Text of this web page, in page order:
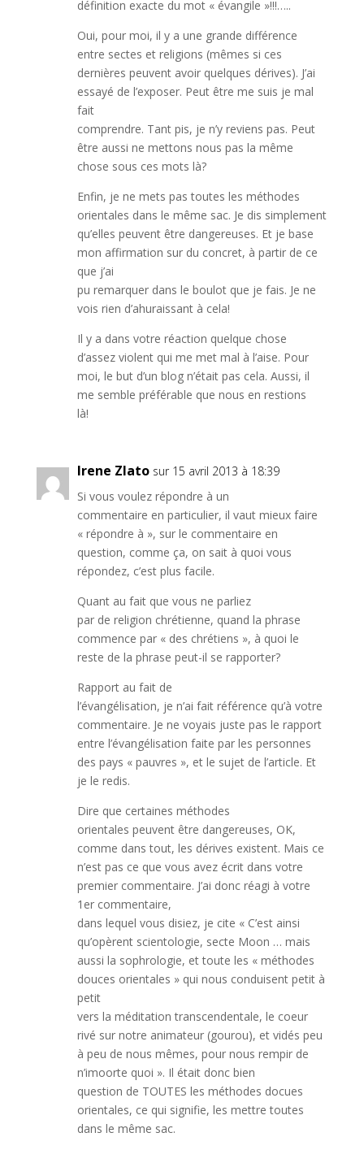
définition exacte du mot « évangile »!!!…..
Oui, pour moi, il y a une grande différence
entre sectes et religions (mêmes si ces
dernières peuvent avoir quelques dérives). J’ai
essayé de l’exposer. Peut être me suis je mal
fait
comprendre. Tant pis, je n’y reviens pas. Peut
être aussi ne mettons nous pas la même
chose sous ces mots là?
Enfin, je ne mets pas toutes les méthodes
orientales dans le même sac. Je dis simplement
qu’elles peuvent être dangereuses. Et je base
mon affirmation sur du concret, à partir de ce
que j’ai
pu remarquer dans le boulot que je fais. Je ne
vois rien d’ahuraissant à cela!
Il y a dans votre réaction quelque chose
d’assez violent qui me met mal à l’aise. Pour
moi, le but d’un blog n’était pas cela. Aussi, il
me semble préférable que nous en restions
là!
Irene Zlato sur 15 avril 2013 à 18:39
Si vous voulez répondre à un
commentaire en particulier, il vaut mieux faire
« répondre à », sur le commentaire en
question, comme ça, on sait à quoi vous
répondez, c’est plus facile.
Quant au fait que vous ne parliez
par de religion chrétienne, quand la phrase
commence par « des chrétiens », à quoi le
reste de la phrase peut-il se rapporter?
Rapport au fait de
l’évangélisation, je n’ai fait référence qu’à votre
commentaire. Je ne voyais juste pas le rapport
entre l’évangélisation faite par les personnes
des pays « pauvres », et le sujet de l’article. Et
je le redis.
Dire que certaines méthodes
orientales peuvent être dangereuses, OK,
comme dans tout, les dérives existent. Mais ce
n’est pas ce que vous avez écrit dans votre
premier commentaire. J’ai donc réagi à votre
1er commentaire,
dans lequel vous disiez, je cite « C’est ainsi
qu’opèrent scientologie, secte Moon … mais
aussi la sophrologie, et toute les « méthodes
douces orientales » qui nous conduisent petit à
petit
vers la méditation transcendentale, le coeur
rivé sur notre animateur (gourou), et vidés peu
à peu de nous mêmes, pour nous rempir de
n’imoorte quoi ». Il était donc bien
question de TOUTES les méthodes docues
orientales, ce qui signifie, les mettre toutes
dans le même sac.